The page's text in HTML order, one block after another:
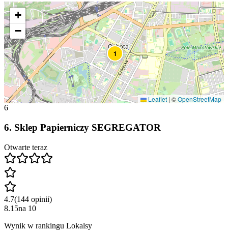
1
+
−
Leaflet | ©OpenStreetMap
6
6. Sklep Papierniczy SEGREGATOR
Otwarte teraz
4.7(144 opinii)
8.15na 10
Wynik w rankingu Lokalsy